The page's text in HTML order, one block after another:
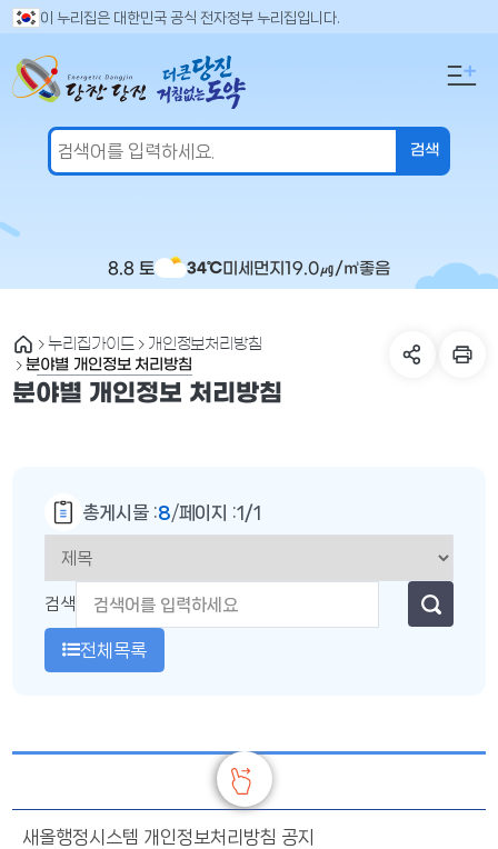
이 누리집은 대한민국 공식 전자정부 누리집입니다.
8.8 토 34℃미세먼지 19.0㎍/㎥좋음
검
어
입
누리집가이드 개인정보처리방침
분야별 개인정보 처리방침
분야별 개인정보 처리방침
총게시물 :8/페이지 :1/1
검색
전체목록
제목
새올행정시스템 개인정보처리방침 공지
만
도
의
해
세